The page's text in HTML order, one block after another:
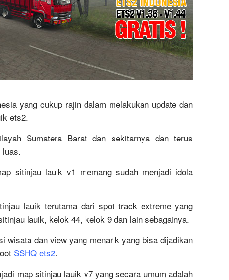
yang cukup rajin dalam melakukan update dan
ets2.
Sumatera Barat dan sekitarnya dan terus
luas.
sitinjau lauik v1 memang sudah menjadi idola
lauik terutama dari spot track extreme yang
lauik, kelok 44, kelok 9 dan lain sebagainya.
wisata dan view yang menarik yang bisa dijadikan
SSHQ ets2.
map sitinjau lauik v7 yang secara umum adalah